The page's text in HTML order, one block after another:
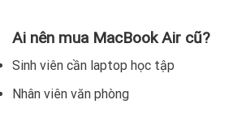
Ai nên mua MacBook Air cũ?
Sinh viên cần laptop học tập
Nhân viên văn phòng